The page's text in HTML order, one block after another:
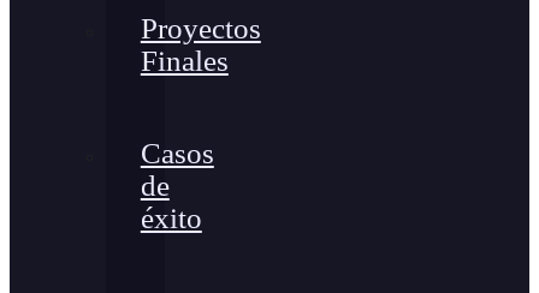
Proyectos
Finales
Casos
de
éxito